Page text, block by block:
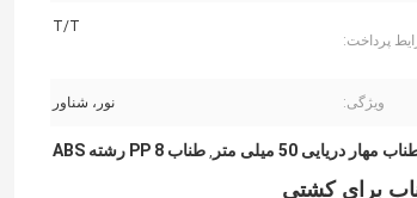
پرداخت:
T/T
ویژگی: نور، شناور
مهار دریایی 50 میلی متر , طناب PP 8 رشته ABS